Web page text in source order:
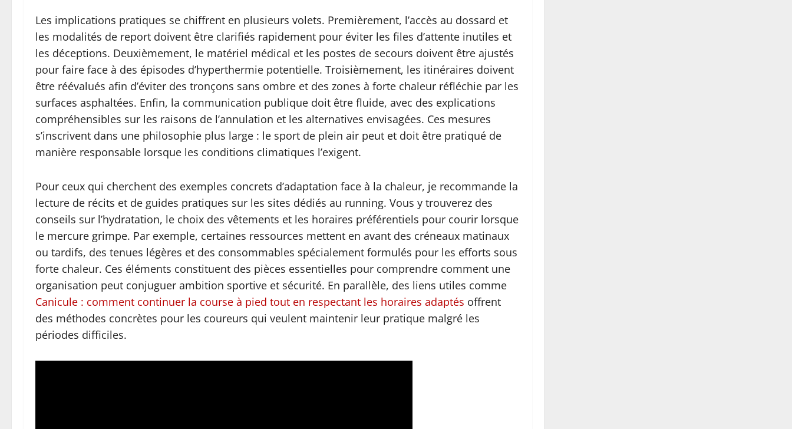
Les implications pratiques se chiffrent en plusieurs volets. Premièrement, l’accès au dossard et
les modalités de report doivent être clarifiés rapidement pour éviter les files d’attente inutiles et
les déceptions. Deuxièmement, le matériel médical et les postes de secours doivent être ajustés
pour faire face à des épisodes d’hyperthermie potentielle. Troisièmement, les itinéraires doivent
être réévalués afin d’éviter des tronçons sans ombre et des zones à forte chaleur réfléchie par les
surfaces asphaltées. Enfin, la communication publique doit être fluide, avec des explications
compréhensibles sur les raisons de l’annulation et les alternatives envisagées. Ces mesures
s’inscrivent dans une philosophie plus large : le sport de plein air peut et doit être pratiqué de
manière responsable lorsque les conditions climatiques l’exigent.
Pour ceux qui cherchent des exemples concrets d’adaptation face à la chaleur, je recommande la
lecture de récits et de guides pratiques sur les sites dédiés au running. Vous y trouverez des
conseils sur l’hydratation, le choix des vêtements et les horaires préférentiels pour courir lorsque
le mercure grimpe. Par exemple, certaines ressources mettent en avant des créneaux matinaux
ou tardifs, des tenues légères et des consommables spécialement formulés pour les efforts sous
forte chaleur. Ces éléments constituent des pièces essentielles pour comprendre comment une
organisation peut conjuguer ambition sportive et sécurité. En parallèle, des liens utiles comme
Canicule : comment continuer la course à pied tout en respectant les horaires adaptés offrent
des méthodes concrètes pour les coureurs qui veulent maintenir leur pratique malgré les
périodes difficiles.